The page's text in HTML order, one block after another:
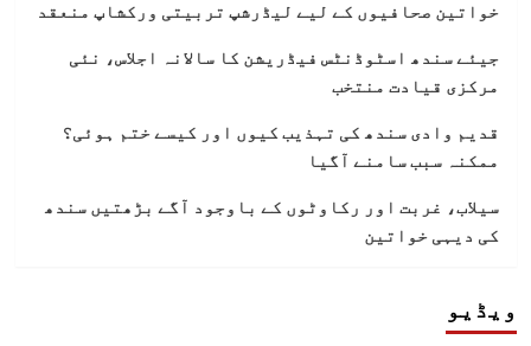
خواتین صحافیوں کے لیے لیڈرشپ تربیتی ورکشاپ منعقد
جیئے سندھ اسٹوڈنٹس فیڈریشن کا سالانہ اجلاس، نئی
مرکزی قیادت منتخب
قدیم وادی سندھ کی تہذیب کیوں اور کیسے ختم ہوئی؟
ممکنہ سبب سامنے آگیا
سیلاب، غربت اور رکاوٹوں کے باوجود آگے بڑھتیں سندھ
کی دیہی خواتین
ویڈیو